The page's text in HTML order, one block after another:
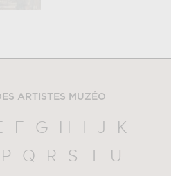
ARTISTES MUZÉO
F G H I J
K
P Q R S T
U